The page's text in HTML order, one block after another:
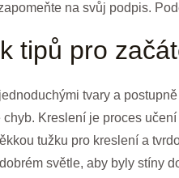
na svůj podpis.
tipů pro
tvary a
chyb. Kreslení je proces
tužku pro kreslení a
světle, aby byly stíny